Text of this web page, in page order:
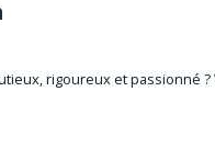
rigoureux et passionné ?